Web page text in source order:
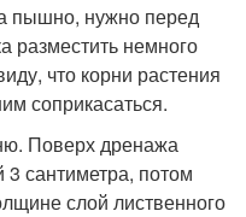
пышно, нужно перед
разместить немного
что корни растения
соприкасаться.
Поверх дренажа
сантиметра, потом
слой лиственного